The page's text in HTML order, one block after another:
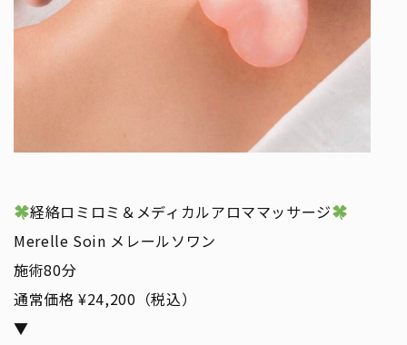
経絡ロミロミ＆メディカルアロママッサージ
Merelle Soin メレールソワン
施術80分
通常価格 ¥24,200（税込）
▼